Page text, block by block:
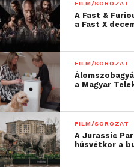
természetesség és a
realitás ötvöződnek egy
megtapasztalása révén. A
tó)csodálatos tájakra repít
szellemi hagyományaikat
található legmélyebb tó
másolat)Kína
be, amelyek híres városok
épültek fel.
AzUncapitals: Pomors in
FILM/SOROZAT
A Fast &
a Fast X
FILM/SOROZAT
a Magyar
FILM/SOROZAT
A Jurassic
húsvétkor a